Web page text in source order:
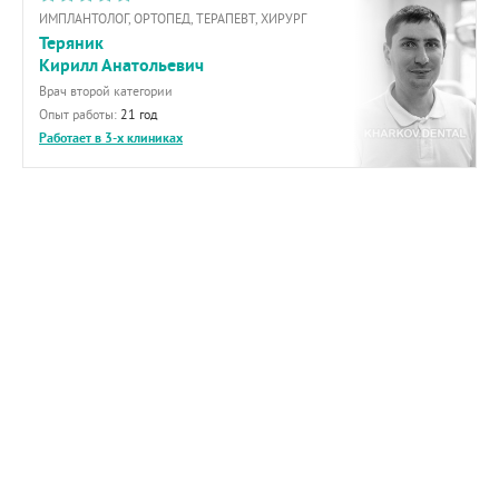
ИМПЛАНТОЛОГ, ОРТОПЕД, ТЕРАПЕВТ, ХИРУРГ
Теряник
Кирилл Анатольевич
Врач второй категории
Опыт работы: 21 год
Работает в 3-х клиниках